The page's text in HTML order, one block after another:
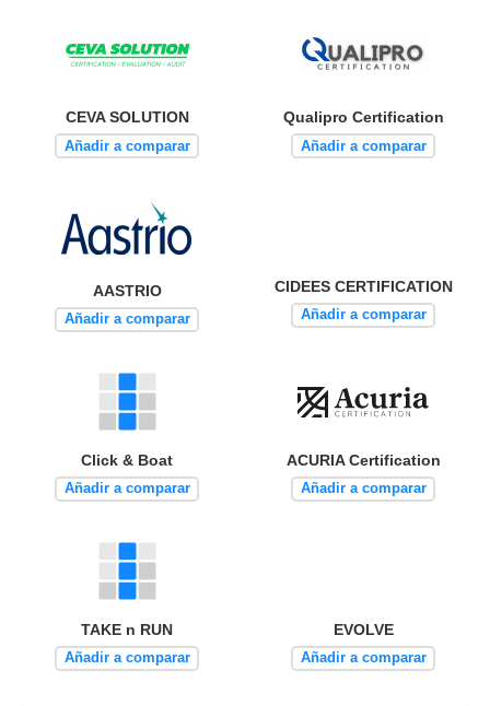
CEVA SOLUTION
Añadir a comparar
Qualipro Certification
Añadir a comparar
AASTRIO
Añadir a comparar
CIDEES CERTIFICATION
Añadir a comparar
Click & Boat
Añadir a comparar
ACURIA Certification
Añadir a comparar
TAKE n RUN
Añadir a comparar
EVOLVE
Añadir a comparar